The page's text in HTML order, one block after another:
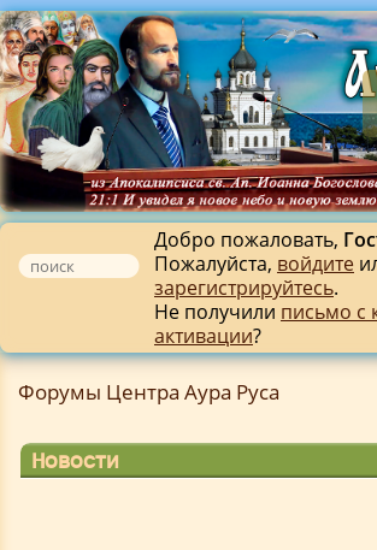
Добро пожаловать,
Пожалуйста, войдите
зарегистрируйтесь.
Не получили письмо с
активации?
Форумы Центра Аура Руса
Новости